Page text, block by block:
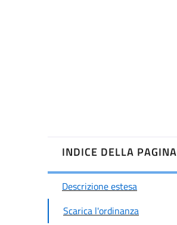
INDICE DELLA PAGINA
Descrizione estesa
Scarica l'ordinanza